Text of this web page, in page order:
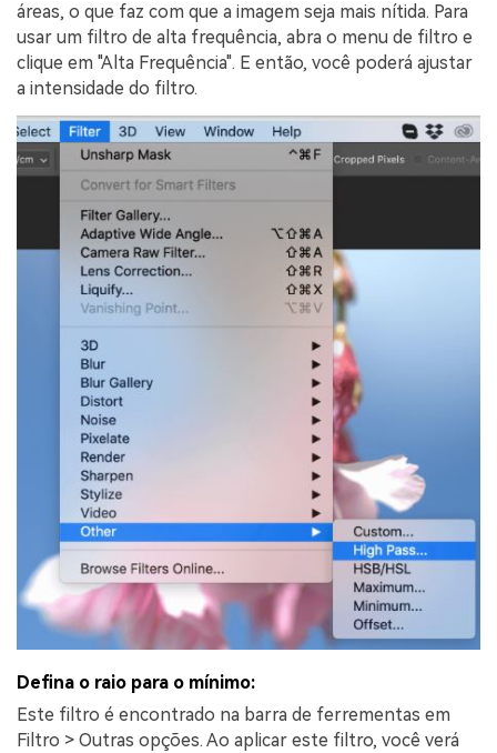
áreas, o que faz com que a imagem seja mais nítida. Para
usar um filtro de alta frequência, abra o menu de filtro e
clique em "Alta Frequência". E então, você poderá ajustar
a intensidade do filtro.
Defina o raio para o mínimo:
Este filtro é encontrado na barra de ferrementas em
Filtro > Outras opções. Ao aplicar este filtro, você verá